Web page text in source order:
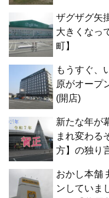
ザグザグ矢
大きくなっ
町】
もうすぐ、
原がオープ
(開店)
新たな年が
まれ変わる
方】の独り
おかし本舗
ンしていま